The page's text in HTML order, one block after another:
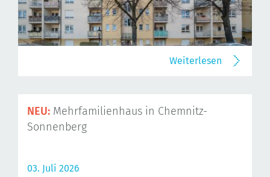
Weiterlesen
NEU: Mehrfamilienhaus in Chemnitz-
Sonnenberg
03. Juli 2026